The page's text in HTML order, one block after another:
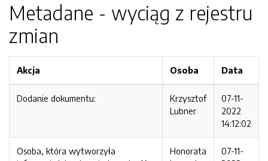
Metadane - wyciąg z rejestru
zmian
Akcja Osoba Data
Dodanie dokumentu:
Krzysztof
Lubner
07-11-
2022
14:12:02
Osoba, która wytworzyła
Honorata
07-11-